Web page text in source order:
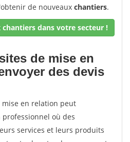
de nouveaux chantiers.
dans votre secteur !
de mise en
des devis
mise en relation peut
où des
services et leurs produits